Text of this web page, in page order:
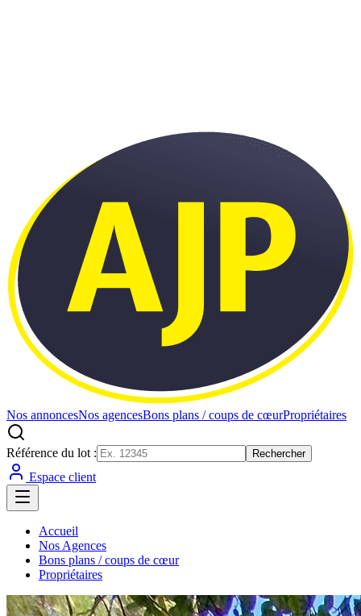
Nos annoncesNos agencesBons plans / coups de cœurPropriétaires
Référence du lot : Rechercher
Espace client
Accueil
Nos Agences
Bons plans / coups de cœur
Propriétaires